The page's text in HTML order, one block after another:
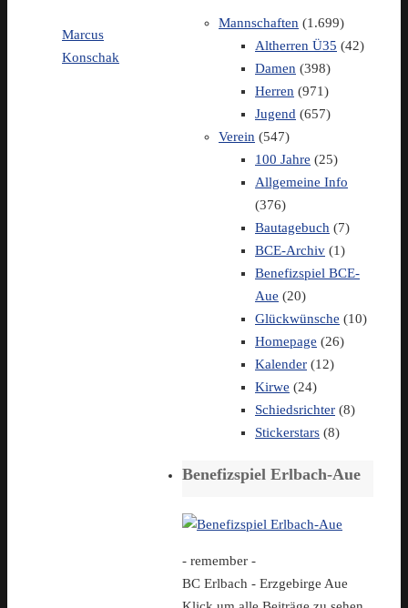
Marcus
Konschak
Mannschaften (1.699)
Altherren Ü35 (42)
Damen (398)
Herren (971)
Jugend (657)
Verein (547)
100 Jahre (25)
Allgemeine Info
(376)
Bautagebuch (7)
BCE-Archiv (1)
Benefizspiel BCE-
Aue (20)
Glückwünsche (10)
Homepage (26)
Kalender (12)
Kirwe (24)
Schiedsrichter (8)
Stickerstars (8)
Benefizspiel Erlbach-Aue
- remember -
BC Erlbach - Erzgebirge Aue